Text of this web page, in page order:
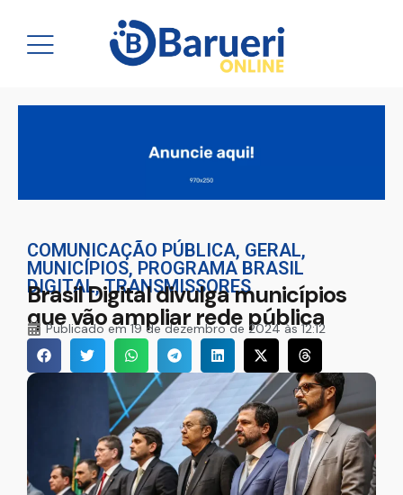
COMUNICAÇÃO PÚBLICA, GERAL,
MUNICÍPIOS, PROGRAMA BRASIL
DIGITAL,TRANSMISSORES
Brasil Digital divulga municípios
que vão ampliar rede pública
Publicado em19 de dezembro de 2024 às 12:12